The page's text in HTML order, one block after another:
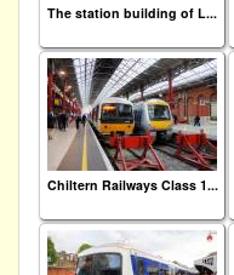
The station building of L...
Chiltern Railways Class 1...